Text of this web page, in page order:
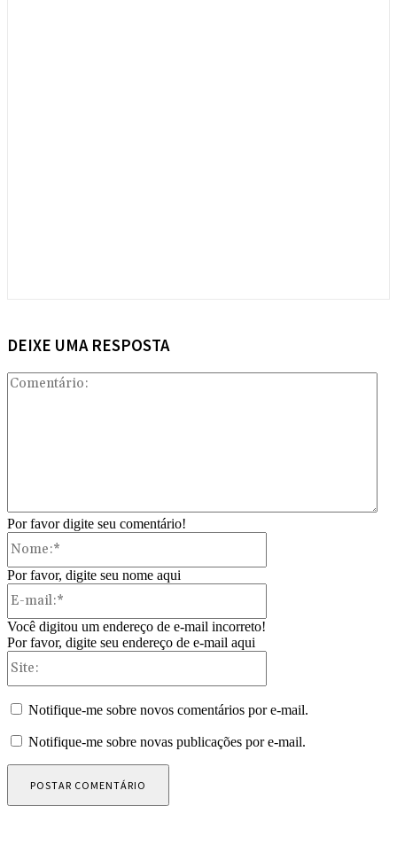
DEIXE UMA RESPOSTA
Por favor digite seu comentário!
Por favor, digite seu nome aqui
Você digitou um endereço de e-mail incorreto!
Por favor, digite seu endereço de e-mail aqui
Notifique-me sobre novos comentários por e-mail.
Notifique-me sobre novas publicações por e-mail.